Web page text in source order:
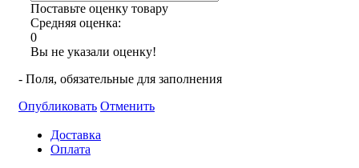
Поставьте оценку товару
Средняя оценка:
0
Вы не указали оценку!
- Поля, обязательные для заполнения
Опубликовать Отменить
Доставка
Оплата